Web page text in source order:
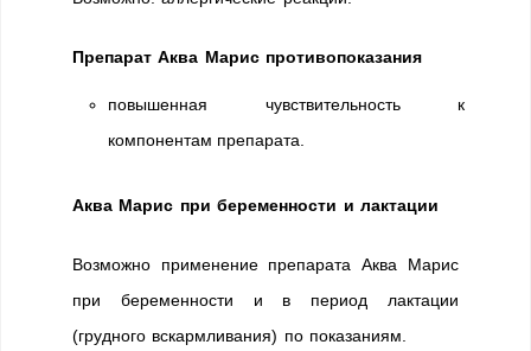
Препарат Аква Марис противопоказания
повышенная чувствительность к
компонентам препарата.
Аква Марис при беременности и лактации
Возможно применение препарата Аква Марис
при беременности и в период лактации
(грудного вскармливания) по показаниям.